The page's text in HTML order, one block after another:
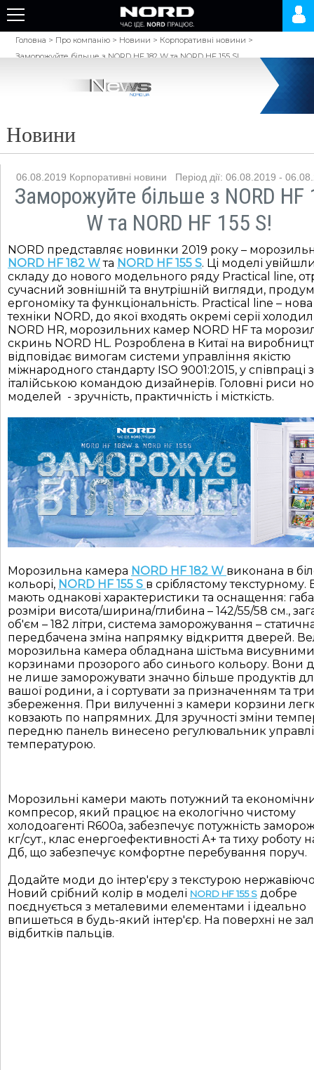
Головна > Про компанію > Новини > Корпоративні новини >
Заморожуйте більше з NORD HF 182 W та NORD HF 155 S!
Новини
06.08.2019 Корпоративні новини Період дії: 06.08.2019 -
Заморожуйте більше з NORD HF
W та NORD HF 155 S!
NORD представляє новинки 2019 року –
NORD HF182 Wта NORD HF155 S. Ці моделі
складу до нового модельного ряду Practical line,
сучасний зовнішній та внутрішній вигляди,
ергономіку та функціональність. Practical line – нова
техніки NORD, до якої входять окремі серії
NORD HR, морозильних камер NORD HF та
скринь NORD HL. Розроблена в Китаї на
відповідає вимогам системи управління якістю
міжнародного стандарту ISO 9001:2015, у співпраці з
італійською командою дизайнерів. Головні риси
моделей - зручність, практичність і місткість.
Морозильна камера NORD HF182 W виконана в
кольорі, NORD HF155 S в сріблястому текстурному.
мають однакові характеристики та оснащення:
розміри висота/ширина/глибина – 142/55/58 см.,
об'єм – 182 літри, система заморожування –
передбачена зміна напрямку відкриття дверей.
морозильна камера обладнана шістьма висувними
корзинами прозорого або синього кольору. Вони
не лише заморожувати значно більше продуктів
вашої родини, а і сортувати за призначенням та
збереження. При вилученні з камери корзини
ковзають по напрямних. Для зручності зміни
передню панель винесено регулювальник
температурою.
Морозильні камери мають потужний та
компресор, який працює на екологічно чистому
холодоагенті R600a, забезпечує потужність
кг/сут., клас енергоефективності А+ та тиху роботу
Дб, що забезпечує комфортне перебування поруч.
Додайте моди до інтер'єру з текстурою нержавіючої
Новий срібний колір в моделі NORD HF155 S добре
поєднується з металевими елементами і ідеально
впишеться в будь-який інтер'єр. На поверхні не
відбитків пальців.